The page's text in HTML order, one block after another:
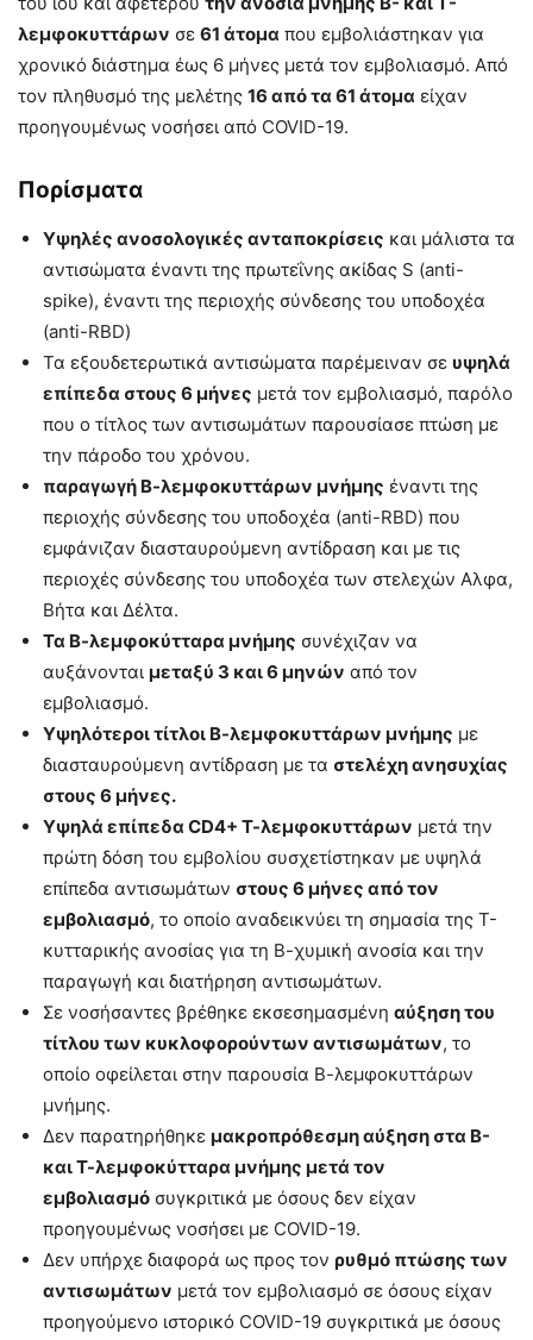
λεμφοκυττάρων σε 61 άτομα που εμβολιάστηκαν για
χρονικό διάστημα έως 6 μήνες μετά τον εμβολιασμό. Από
τον πληθυσμό της μελέτης 16 από τα 61 άτομα είχαν
προηγουμένως νοσήσει από COVID-19.
Πορίσματα
Υψηλές ανοσολογικές ανταποκρίσεις και μάλιστα τα
αντισώματα έναντι της πρωτεΐνης ακίδας S (anti-
spike), έναντι της περιοχής σύνδεσης του υποδοχέα
(anti-RBD)
Τα εξουδετερωτικά αντισώματα παρέμειναν σε υψηλά
επίπεδα στους 6 μήνες μετά τον εμβολιασμό, παρόλο
που ο τίτλος των αντισωμάτων παρουσίασε πτώση με
την πάροδο του χρόνου.
παραγωγή Β-λεμφοκυττάρων μνήμης έναντι της
περιοχής σύνδεσης του υποδοχέα (anti-RBD) που
εμφάνιζαν διασταυρούμενη αντίδραση και με τις
περιοχές σύνδεσης του υποδοχέα των στελεχών Αλφα,
Βήτα και Δέλτα.
Τα Β-λεμφοκύτταρα μνήμης συνέχιζαν να
αυξάνονται μεταξύ 3 και 6 μηνών από τον
εμβολιασμό.
Υψηλότεροι τίτλοι Β-λεμφοκυττάρων μνήμης με
διασταυρούμενη αντίδραση με τα στελέχη ανησυχίας
στους 6 μήνες.
Υψηλά επίπεδα CD4+ Τ-λεμφοκυττάρων μετά την
πρώτη δόση του εμβολίου συσχετίστηκαν με υψηλά
επίπεδα αντισωμάτων στους 6 μήνες από τον
εμβολιασμό, το οποίο αναδεικνύει τη σημασία της Τ-
κυτταρικής ανοσίας για τη Β-χυμική ανοσία και την
παραγωγή και διατήρηση αντισωμάτων.
Σε νοσήσαντες βρέθηκε εκσεσημασμένη αύξηση του
τίτλου των κυκλοφορούντων αντισωμάτων, το
οποίο οφείλεται στην παρουσία Β-λεμφοκυττάρων
μνήμης.
Δεν παρατηρήθηκε μακροπρόθεσμη αύξηση στα Β-
και Τ-λεμφοκύτταρα μνήμης μετά τον
εμβολιασμό συγκριτικά με όσους δεν είχαν
προηγουμένως νοσήσει με COVID-19.
Δεν υπήρχε διαφορά ως προς τον ρυθμό πτώσης των
αντισωμάτων μετά τον εμβολιασμό σε όσους είχαν
προηγούμενο ιστορικό COVID-19 συγκριτικά με όσους